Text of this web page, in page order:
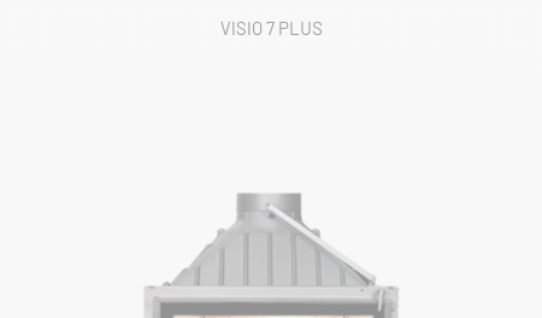
VISIO 7 PLUS